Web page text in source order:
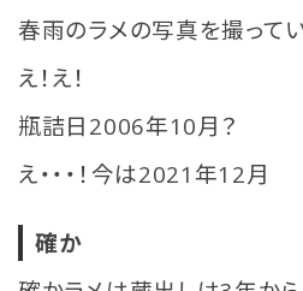
春雨のラメの写真を撮ってい
え！え！
瓶詰日2006年10月？
え・・・！今は2021年12月
確か